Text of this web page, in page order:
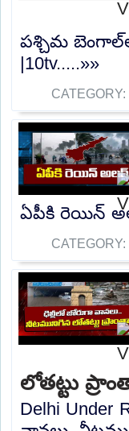
పశ్చిమ
|10tv.....»»
CATEGORY:
ఏపీకి రెయిన్
CATEGORY:
లోతట్టు
Delhi Under